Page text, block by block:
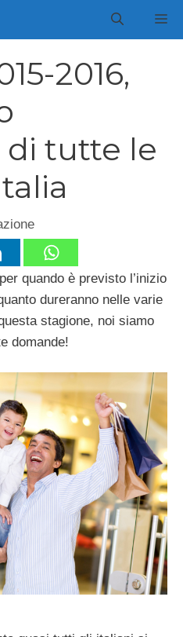
2016,
tutte le
quando è previsto l’inizio
dureranno nelle varie
stagione, noi siamo
domande!